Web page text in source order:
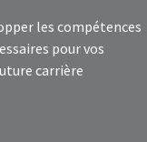
les compétences
pour vos
carrière